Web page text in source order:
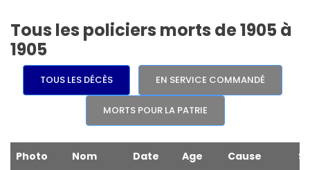
Tous les policiers morts de 1905 à
1905
TOUS LES DÉCÈS EN SERVICE COMMANDÉ
MORTS POUR LA PATRIE
Photo Nom Date Age Cause